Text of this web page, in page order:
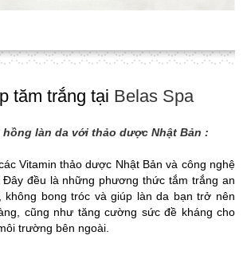
tăm trắng tại Belas Spa
hồng làn da với thảo dược Nhật Bản :
Vitamin thảo dược Nhật Bản và công nghệ
đều là những phương thức tắm trắng an
không bong tróc và giúp làn da bạn trở nên
cũng như tăng cường sức đề kháng cho
trường bên ngoài.